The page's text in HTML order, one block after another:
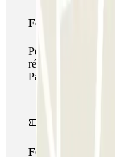
Forfait de
Pendant votre
réseau de parkings
Parclick.
Forfait illimité